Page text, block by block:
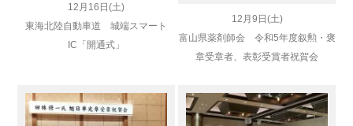
12月16日(土)
東海北陸自動車道 城端スマート
IC「開通式」
12月9日(土)
富山県薬剤師会 令和5年度叙勲・褒
章受章者、表彰受賞者祝賀会